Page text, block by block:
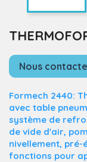
Nous
Formech 2440:
avec table
système de
de vide d'air,
nivellement,
fonctions pour